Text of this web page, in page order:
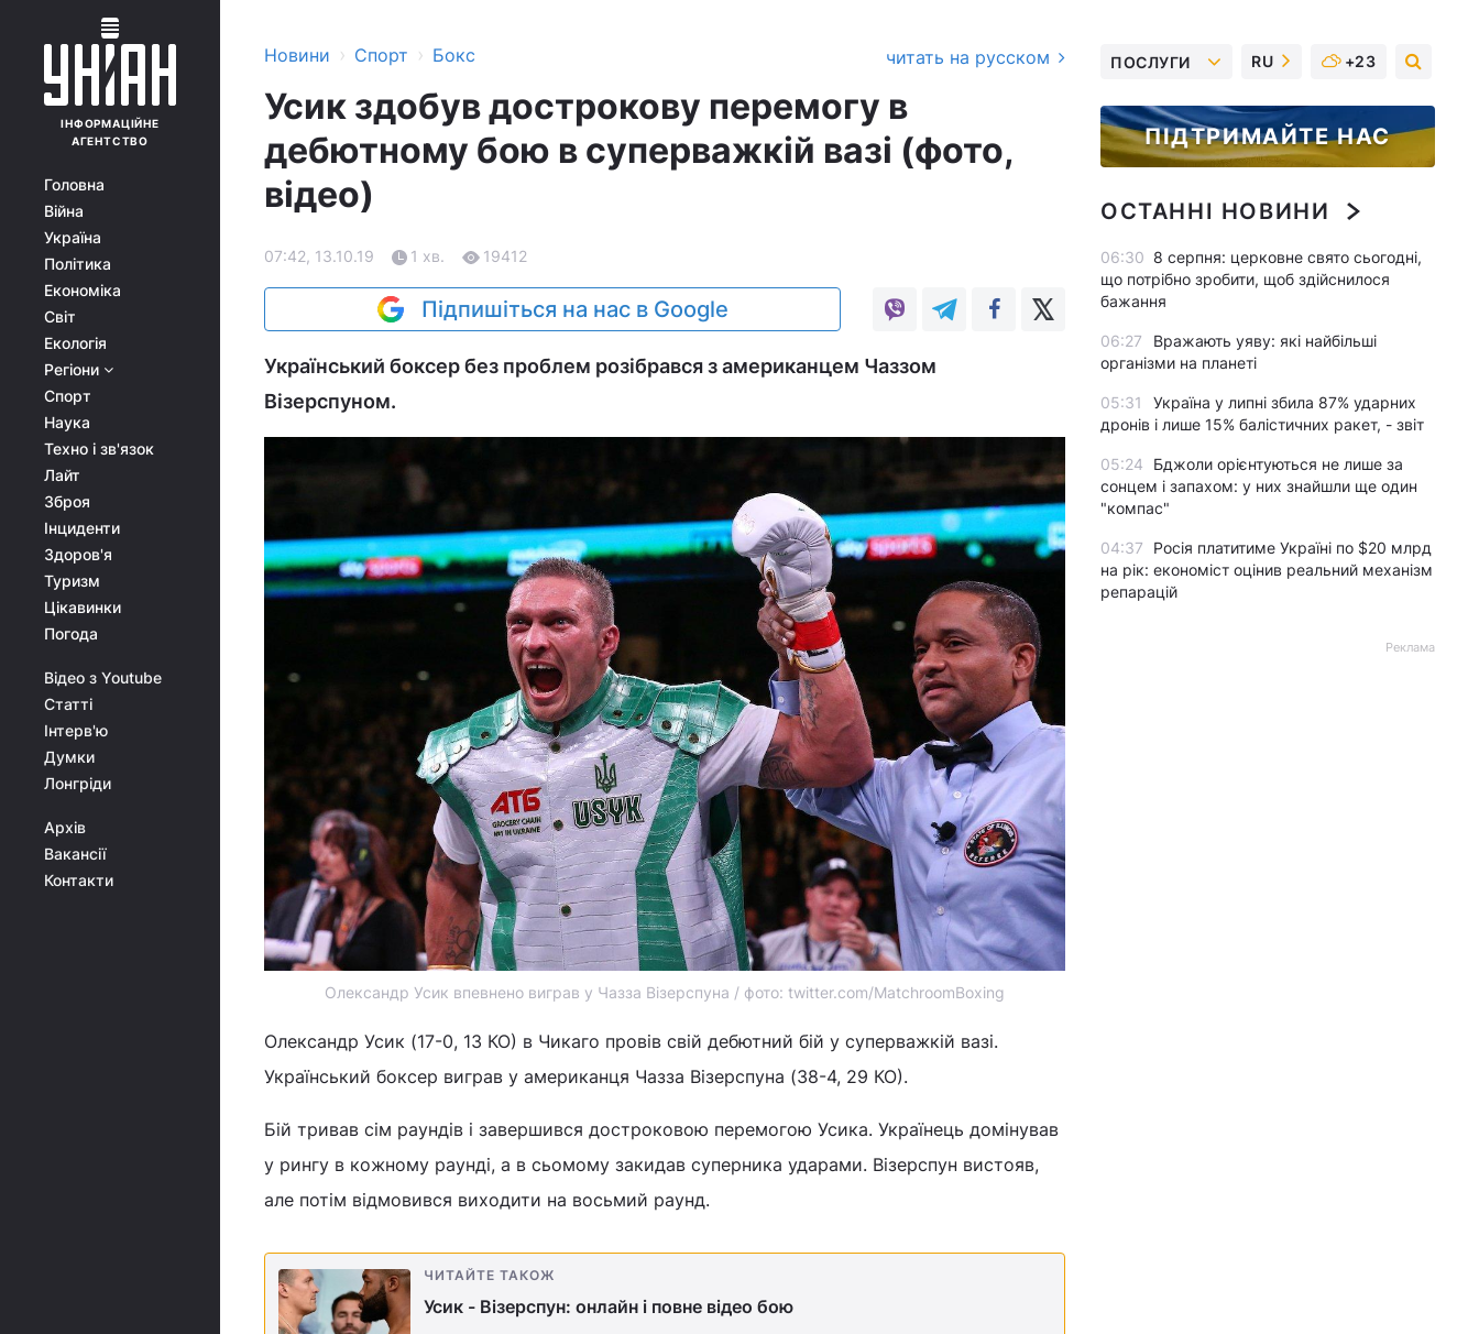
ІНФОРМАЦІЙНЕ
АГЕНТСТВО
Головна
Війна
Україна
Політика
Економіка
Світ
Екологія
Регіони
Спорт
Наука
Техно і зв'язок
Лайт
Зброя
Інциденти
Здоров'я
Туризм
Цікавинки
Погода
Відео з Youtube
Статті
Інтерв'ю
Думки
Лонгріди
Архів
Вакансії
Контакти
Новини › Спорт › Бокс читать на русском
Усик здобув дострокову перемогу в
дебютному бою в суперважкій вазі (фото,
відео)
07:42, 13.10.19 1 хв. 19412
Підпишіться на нас в Google
Український боксер без проблем розібрався з американцем Чаззом
Візерспуном.
Олександр Усик впевнено виграв у Чазза Візерспуна / фото: twitter.com/MatchroomBoxing
Олександр Усик (17-0, 13 КО) в Чикаго провів свій дебютний бій у суперважкій вазі.
Український боксер виграв у американця Чазза Візерспуна (38-4, 29 КО).
Бій тривав сім раундів і завершився достроковою перемогою Усика. Українець домінував
у рингу в кожному раунді, а в сьомому закидав суперника ударами. Візерспун вистояв,
але потім відмовився виходити на восьмий раунд.
ЧИТАЙТЕ ТАКОЖ
Усик - Візерспун: онлайн і повне відео бою
ПОСЛУГИ RU +23
ПІДТРИМАЙТЕ НАС
ОСТАННІ НОВИНИ
06:30 8 серпня: церковне свято сьогодні,
що потрібно зробити, щоб здійснилося
бажання
06:27
Вражають уяву: які найбільші
організми на планеті
05:31
Україна у липні збила 87% ударних
дронів і лише 15% балістичних ракет, - звіт
05:24
Бджоли орієнтуються не лише за
сонцем і запахом: у них знайшли ще один
"компас"
04:37
Росія платитиме Україні по $20 млрд
на рік: економіст оцінив реальний механізм
репарацій
Реклама